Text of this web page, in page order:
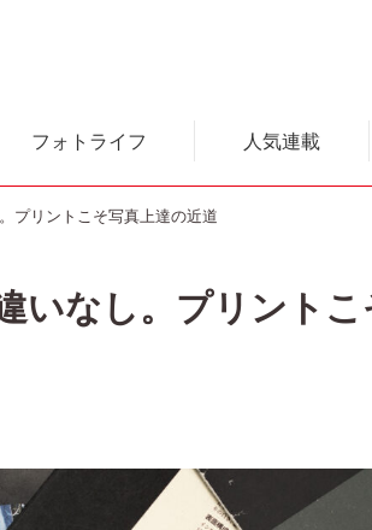
フォトライフ 人気連載
プリントこそ写真上達の近道
いなし。プリント